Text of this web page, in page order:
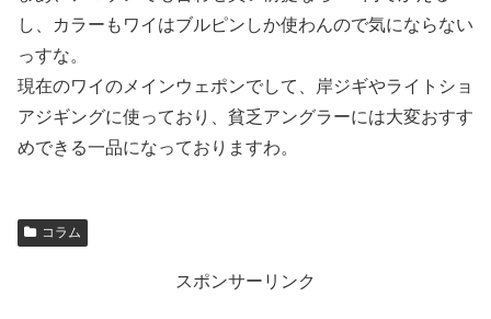
し、カラーもワイはブルピンしか使わんので気にならない
っすな。
現在のワイのメインウェポンでして、岸ジギやライトショ
アジギングに使っており、貧乏アングラーには大変おすす
めできる一品になっておりますわ。
コラム
スポンサーリンク